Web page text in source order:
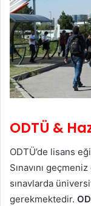
ODTÜ &
ODTÜ’de lisans
Sınavını
sınavlarda
gerekmektedir.